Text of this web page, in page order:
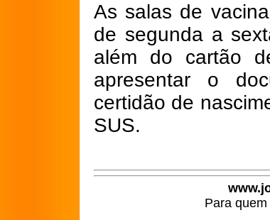
As salas de
de segunda a
além do cartão
apresentar o
certidão de
SUS.
Para